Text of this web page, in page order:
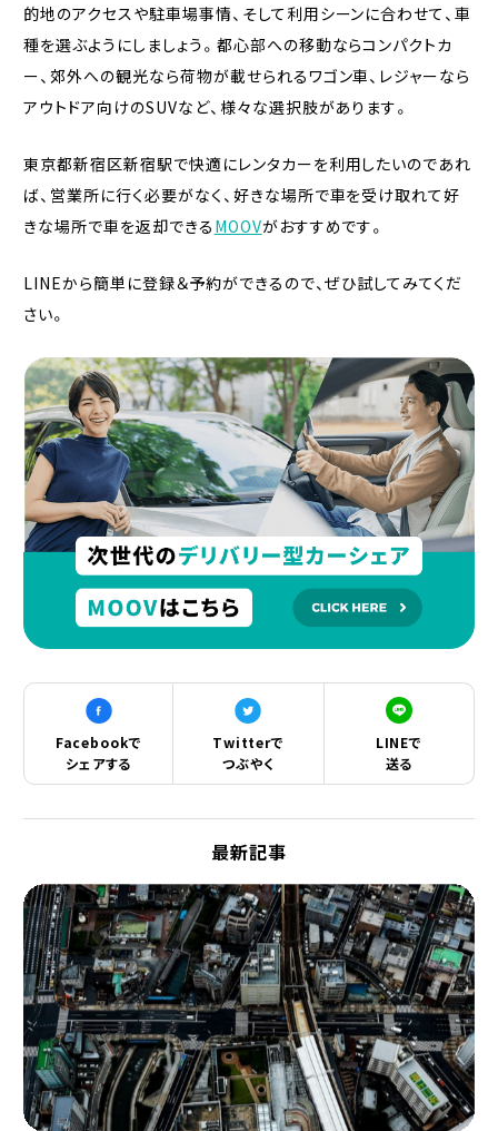
的地のアクセスや駐車場事情、そして利用シーンに合わせて、車
種を選ぶようにしましょう。都心部への移動ならコンパクトカ
ー、郊外への観光なら荷物が載せられるワゴン車、レジャーなら
アウトドア向けのSUVなど、様々な選択肢があります。
東京都新宿区新宿駅で快適にレンタカーを利用したいのであれ
ば、営業所に行く必要がなく、好きな場所で車を受け取れて好
きな場所で車を返却できる MOOVがおすすめです。
LINEから簡単に登録＆予約ができるので、ぜひ試してみてくだ
さい。
Facebookで
シェアする
Twitterで
つぶやく
LINEで
送る
最新記事